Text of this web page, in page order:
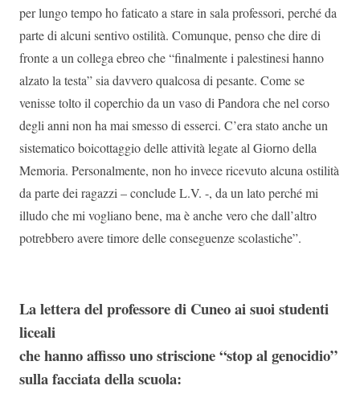
per lungo tempo ho faticato a stare in sala professori, perché da
parte di alcuni sentivo ostilità. Comunque, penso che dire di
fronte a un collega ebreo che “finalmente i palestinesi hanno
alzato la testa” sia davvero qualcosa di pesante. Come se
venisse tolto il coperchio da un vaso di Pandora che nel corso
degli anni non ha mai smesso di esserci. C’era stato anche un
sistematico boicottaggio delle attività legate al Giorno della
Memoria. Personalmente, non ho invece ricevuto alcuna ostilità
da parte dei ragazzi – conclude L.V. -, da un lato perché mi
illudo che mi vogliano bene, ma è anche vero che dall’altro
potrebbero avere timore delle conseguenze scolastiche”.
La lettera del professore di Cuneo ai suoi studenti
liceali
che hanno affisso uno striscione “stop al genocidio”
sulla facciata della scuola: